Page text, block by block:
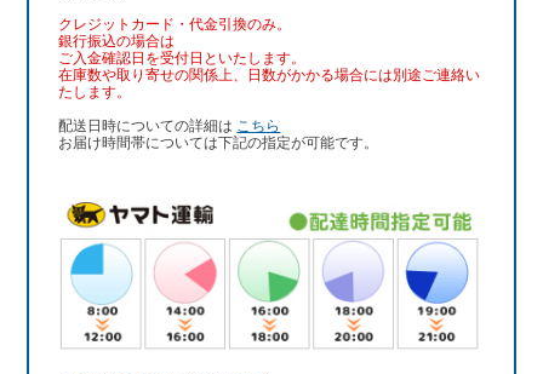
クレジットカード・代金引換のみ。
銀行振込の場合は
ご入金確認日を受付日といたします。
在庫数や取り寄せの関係上、日数がかかる場合には別途ご連絡い
たします。
配送日時についての詳細は こちら
お届け時間帯については下記の指定が可能です。